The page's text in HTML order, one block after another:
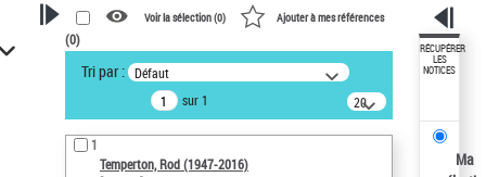
VOTRE RECHERCHE
Recherche avancée dans les
notices d’autorité
Œuvres liées à l'auteur :
Temperton, Rod (1947-2016)
Voir la sélection (0) Ajouter à mes références
(0)
Tri par : Défaut
sur 1
20
résultats/page
1
Temperton, Rod (1947-2016)
RÉCUPÉRER
LES
NOTICES
Ma